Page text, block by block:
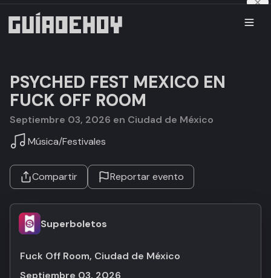
PSYCHED FEST MEXICO EN
FUCK OFF ROOM
septiembre 03, 2026 en Ciudad de México
Música/Festivales
Compartir Reportar evento
Superboletos
Fuck Off Room, Ciudad de México
septiembre 03, 2026